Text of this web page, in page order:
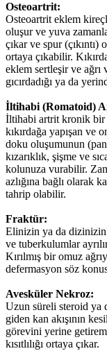
Osteoartrit:
Osteoartrit eklem
oluşur ve yuva
çıkar ve spur
ortaya çıkabilir.
eklem sertleşir ve
gıcırdadığı ya da
İltihabi (Romatoid)
İltihabi artrit kronik bir
kıkırdağa yapışan ve
doku oluşumunun
kızarıklık, şişme ve
kolunuza vurabilir.
azlığına bağlı olarak
tahrip olabilir.
Fraktür:
Elinizin ya da
ve tuberkulumlar
Kırılmış bir omuz
defermasyon söz
Avesküler Nekroz:
Uzun süreli steroid ya
giden kan akışının
görevini yerine
kısıtlılığı ortaya çıkar.